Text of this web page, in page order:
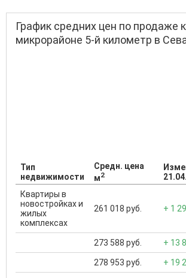
График средних цен по продаже
микрорайоне 5-й километр в
Тип
недвижимости
Средн. цена
м2
Квартиры в
новостройках и
жилых
комплексах
261 018 руб. + 1
273 588 руб. + 13
278 953 руб. + 19